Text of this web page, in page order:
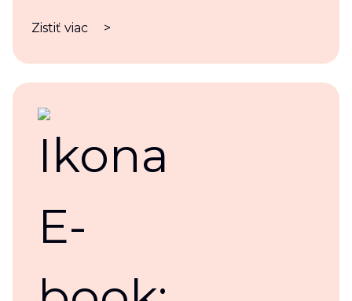
Zistiť viac >